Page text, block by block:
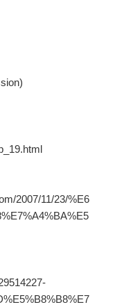
2007/11/23/%E6